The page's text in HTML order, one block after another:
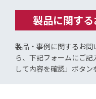
製品に関す
製品・事例に関するお
ら、 下記フォームにご記
して内容を確認」ボタン